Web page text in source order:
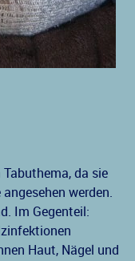
da sie
werden.
Im Gegenteil:
Haut, Nägel und